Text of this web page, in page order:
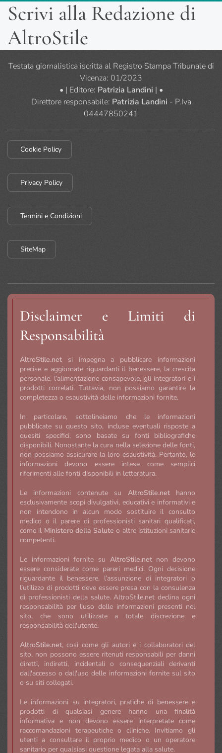
Scrivi alla Redazione di
AltroStile
Testata giornalistica iscritta al Registro Stampa Tribunale di
Vicenza: 01/2023
• | Editore: Patrizia Landini | •
Direttore responsabile: Patrizia Landini - P.Iva
04447850241
Cookie Policy
Privacy Policy
Termini e Condizioni
SiteMap
Disclaimer e Limiti di
Responsabilità
AltroStile.net si impegna a pubblicare informazioni
precise e aggiornate riguardanti il benessere, la crescita
personale, l’alimentazione consapevole, gli integratori e i
prodotti correlati. Tuttavia, non possiamo garantire la
completezza o esaustività delle informazioni fornite.
In particolare, sottolineiamo che le informazioni
pubblicate su questo sito, incluse eventuali risposte a
quesiti specifici, sono basate su fonti bibliografiche
disponibili. Nonostante la cura nella selezione delle fonti,
non possiamo assicurare la loro esaustività. Pertanto, le
informazioni devono essere intese come semplici
riferimenti alle fonti disponibili in letteratura.
Le informazioni contenute su AltroStile.nethanno
esclusivamente scopi divulgativi, educativi e informativi e
non intendono in alcun modo sostituire il consulto
medico o il parere di professionisti sanitari qualificati,
come il Ministero della Salute o altre istituzioni sanitarie
competenti.
Le informazioni fornite su AltroStile.netnon devono
essere considerate come pareri medici. Ogni decisione
riguardante il benessere, l’assunzione di integratori o
l’utilizzo di prodotti deve essere presa con la consulenza
di professionisti della salute. AltroStile.net declina ogni
responsabilità per l'uso delle informazioni presenti nel
sito, che sono utilizzate a totale discrezione e
responsabilità dell'utente.
AltroStile.net, così come gli autori e i collaboratori del
sito, non possono essere ritenuti responsabili per danni
diretti, indiretti, incidentali o consequenziali derivanti
dall'accesso o dall'uso delle informazioni fornite sul sito
o su siti collegati.
Le informazioni su integratori, pratiche di benessere e
prodotti di qualsiasi genere hanno una finalità
informativa e non devono essere interpretate come
raccomandazioni terapeutiche o cliniche. Invitiamo gli
utenti a consultare il proprio medico o un operatore
sanitario per qualsiasi questione legata alla salute.